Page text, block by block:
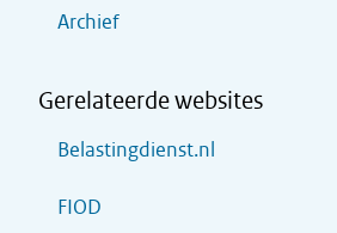
Archief
Gerelateerde websites
Belastingdienst.nl
FIOD